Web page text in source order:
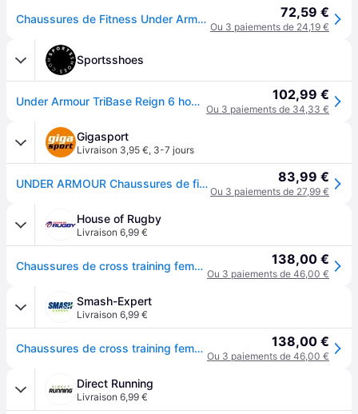
Chaussures de Fitness Under Armour Tribase Reign 6 Femme Blanc 72,59 €
Ou 3 paiements de 24,19 €
Sportsshoes
Under Armour TriBase Reign 6 homme chaussures de fitness 102,99 €
Ou 3 paiements de 34,33 €
Gigasport
Livraison 3,95 €, 3-7 jours
UNDER ARMOUR Chaussures de fitness pour femmes UA Reign 6 beige | 40 1/2 83,99 €
Ou 3 paiements de 27,99 €
House of Rugby
Livraison 6,99 €
Chaussures de cross training femme Under Armour Reign 6 - Gris 138,00 €
Ou 3 paiements de 46,00 €
Smash-Expert
Livraison 6,99 €
Chaussures de cross training femme Under Armour Reign 6 - Gris 138,00 €
Ou 3 paiements de 46,00 €
Direct Running
Livraison 6,99 €